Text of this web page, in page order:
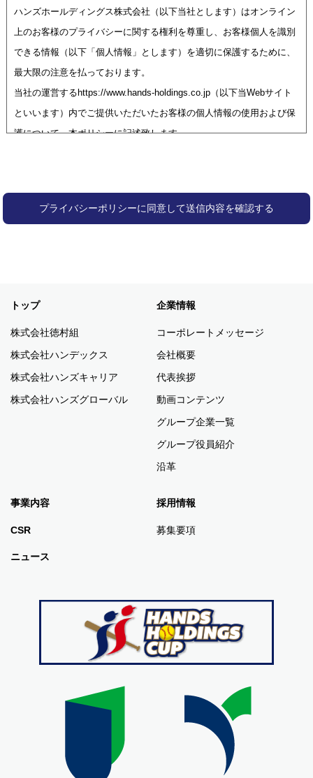
ハンズホールディングス株式会社（以下当社とします）はオンライン
上のお客様のプライバシーに関する権利を尊重し、お客様個人を識別
できる情報（以下「個人情報」とします）を適切に保護するために、
最大限の注意を払っております。
当社の運営するhttps://www.hands-holdings.co.jp（以下当Webサイト
といいます）内でご提供いただいたお客様の個人情報の使用および保
護について、本ポリシーに記述致します。
に含まれる氏名、生年月日その他の記述又は個人別に付与された番
号、記号その他の符号、画像若しくは音声によりその個人を識別でき
2.個人情報の収集・利用について
ことはありません。
個人情報は、「各種資料請求・各種来場予約・お問い合わせ」「アン
ケートご回答時」などで収集されます。この場合、お客様がメールマ
ガジンやダイレクトメールの配信・送付の中止を希望なされたとき
は、速やかに配信・送付を中止いたします。
ご登録いただいた個人情報は、当サイトが責任を持って管理するもの
すのでご留意下さい。
することがあります。その場合、その発送代行業者と書面による守秘
義務契約を取り交わしております。
当社が従うべき法律に基づき個人情報の開示を要求された場合（裁判
所、検察庁、警察などの法的機関から利用者のID登録内容及び登録プ
て情報を開示する場合があります。
当サイトでは、当サイト用セッションクッキーをユーザーのコンピュ
トップ
株式会社徳村組
株式会社ハンデックス
株式会社ハンズキャリア
株式会社ハンズグローバル
企業情報
コーポレートメッセージ
会社概要
代表挨拶
動画コンテンツ
グループ企業一覧
グループ役員紹介
沿革
事業内容
CSR
ニュース
採用情報
募集要項